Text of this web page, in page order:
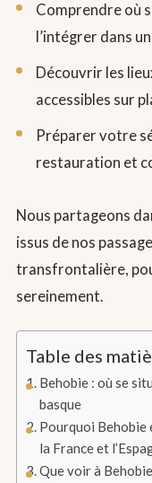
Comprendre où
l’intégrer dans
Découvrir les
accessibles sur
Préparer votre
restauration et
Nous partageons
issus de nos
transfrontalière,
sereinement.
Table des
Behobie : où se
basque
Pourquoi Behobie
la France et
Que voir à